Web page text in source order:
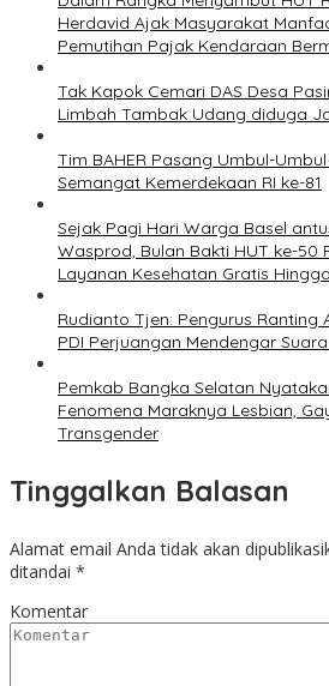
Herdavid Ajak Masyarakat
Pemutihan Pajak Kendaraan
Tak Kapok Cemari DAS Desa
Limbah Tambak Udang diduga
Tim BAHER Pasang Umbul-
Semangat Kemerdekaan RI ke-81
Sejak Pagi Hari Warga Basel
Wasprod, Bulan Bakti HUT ke-50
Layanan Kesehatan Gratis
Rudianto Tjen: Pengurus Ranting
PDI Perjuangan Mendengar
Pemkab Bangka Selatan
Fenomena Maraknya Lesbian,
Transgender
Tinggalkan Balasan
Alamat email Anda tidak akan
ditandai *
Komentar